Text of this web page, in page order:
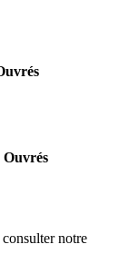
Ouvrés
notre